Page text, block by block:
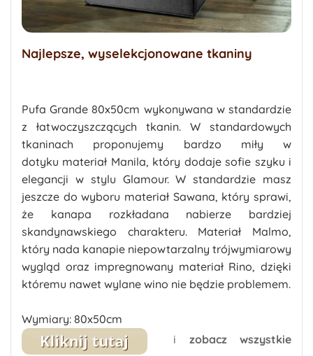
Najlepsze, wyselekcjonowane tkaniny
Pufa Grande 80x50cm wykonywana w standardzie
z łatwoczyszczących tkanin. W standardowych
tkaninach proponujemy bardzo miły w
dotyku materiał Manila, który dodaje sofie szyku i
elegancji w stylu Glamour. W standardzie masz
jeszcze do wyboru materiał Sawana, który sprawi,
że kanapa rozkładana nabierze bardziej
skandynawskiego charakteru. Materiał Malmo,
który nada kanapie niepowtarzalny trójwymiarowy
wygląd oraz impregnowany materiał Rino, dzięki
któremu nawet wylane wino nie będzie problemem.
Wymiary: 80x50cm
i zobacz wszystkie